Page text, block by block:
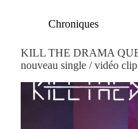
Chroniques
KILL THE DRAMA
nouveau single / vidéo